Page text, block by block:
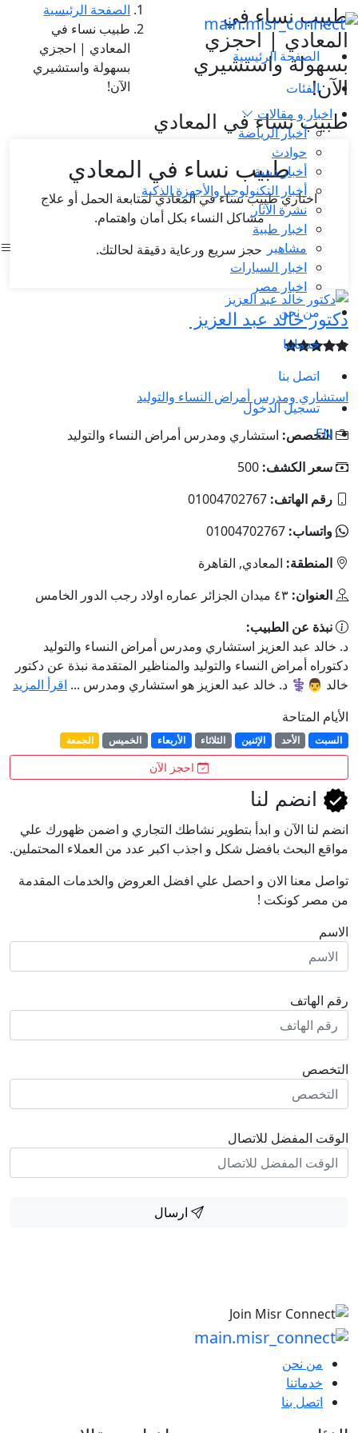
الصفحة الرئيسية
الفئات
اخبار و مقالات
أخبار الرياضة
حوادث
أخبار دينية
أخبار التكنولوجيا والأجهزة الذكية
نشرة الآثار
اخبار طبية
مشاهير
اخبار السيارات
اخبار مصر
من نحن
خدماتنا
اتصل بنا
تسجيل الدخول
EN
طبيب نساء في
المعادي | احجزي
بسهولة واستشيري
الآن!
الصفحة الرئيسية
طبيب نساء في
المعادي | احجزي
بسهولة واستشيري
الآن!
طبيب نساء في المعادي
طبيب نساء في المعادي
اختاري طبيب نساء في المعادي لمتابعة الحمل أو علاج
مشاكل النساء بكل أمان واهتمام.
حجز سريع ورعاية دقيقة لحالتك.
دكتور خالد عبد العزيز
استشاري ومدرس أمراض النساء والتوليد
التخصص: استشاري ومدرس أمراض النساء والتوليد
سعر الكشف: 500
رقم الهاتف: 01004702767
واتساب: 01004702767
المنطقة: المعادي, القاهرة
العنوان: ٤٣ ميدان الجزائر عماره اولاد رجب الدور الخامس
نبذة عن الطبيب:
د. خالد عبد العزيز استشاري ومدرس أمراض النساء والتوليد
دكتوراه أمراض النساء والتوليد والمناظير المتقدمة نبذة عن دكتور
خالد 👨⚕️ د. خالد عبد العزيز هو استشاري ومدرس ... اقرأ المزيد
الأيام المتاحة
السبت الأحد الإثنين الثلاثاء الأربعاء الخميس الجمعة
احجز الآن
انضم لنا
انضم لنا اﻵن و ابدأ بتطوير نشاطك التجاري و اضمن ظهورك علي
مواقع البحث بافضل شكل و اجذب اكبر عدد من العملاء المحتملين.
تواصل معنا الان و احصل علي افضل العروض والخدمات المقدمة
من مصر كونكت !
الاسم
رقم الهاتف
التخصص
الوقت المفضل للاتصال
ارسال
من نحن
خدماتنا
اتصل بنا